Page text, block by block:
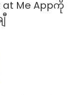
Me Appကို